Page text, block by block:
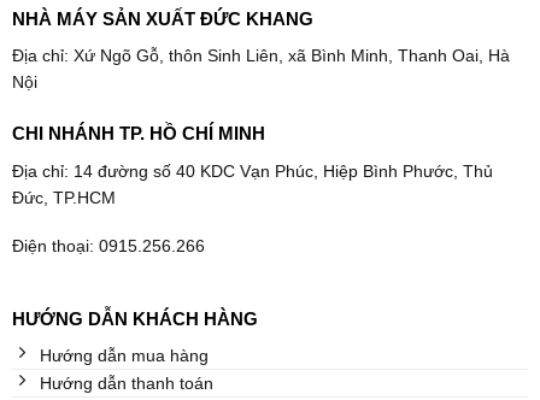
NHÀ MÁY SẢN XUẤT ĐỨC KHANG
Địa chỉ: Xứ Ngõ Gỗ, thôn Sinh Liên, xã Bình Minh, Thanh Oai, Hà
Nội
CHI NHÁNH TP. HỒ CHÍ MINH
Địa chỉ: 14 đường số 40 KDC Vạn Phúc, Hiệp Bình Phước, Thủ
Đức, TP.HCM
Điện thoại: 0915.256.266
HƯỚNG DẪN KHÁCH HÀNG
Hướng dẫn mua hàng
Hướng dẫn thanh toán